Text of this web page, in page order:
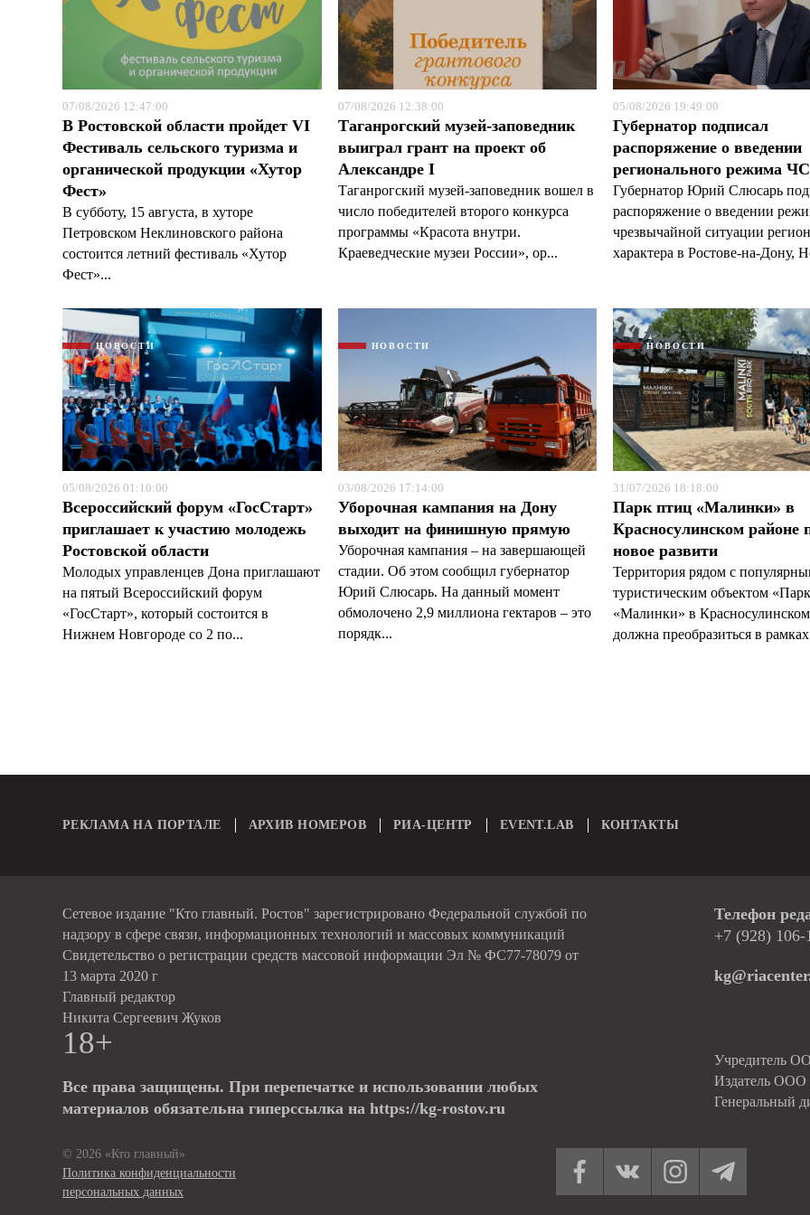
07/08/2026 12:47:00
В Ростовской области пройдет VI
Фестиваль сельского туризма и
органической продукции «Хутор
Фест»
В субботу, 15 августа, в хуторе
Петровском Неклиновского района
состоится летний фестиваль «Хутор
Фест»...
07/08/2026 12:38:00
Таганрогский музей-заповедник
выиграл грант на проект об
Александре I
Таганрогский музей-заповедник вошел в
число победителей второго конкурса
программы «Красота внутри.
Краеведческие музеи России», ор...
05/08/2026 19:49:00
Губернатор подписал
распоряжение о введении
регионального режима ЧС
Губернатор Юрий Слюсарь
распоряжение о введении
чрезвычайной ситуации
характера в Ростове-на-Дону,
НОВОСТИ
05/08/2026 01:10:00
Всероссийский форум «ГосСтарт»
приглашает к участию молодежь
Ростовской области
Молодых управленцев Дона приглашают
на пятый Всероссийский форум
«ГосСтарт», который состоится в
Нижнем Новгороде со 2 по...
НОВОСТИ
03/08/2026 17:14:00
Уборочная кампания на Дону
выходит на финишную прямую
Уборочная кампания – на завершающей
стадии. Об этом сообщил губернатор
Юрий Слюсарь. На данный момент
обмолочено 2,9 миллиона гектаров – это
порядк...
НОВОСТИ
31/07/2026 18:18:00
Парк птиц «Малинки» в
Красносулинском районе
новое развити
Территория рядом с
туристическим объектом
«Малинки» в
должна преобразиться в
РЕКЛАМА НА ПОРТАЛЕ АРХИВ НОМЕРОВ РИА-ЦЕНТР EVENT.LAB КОНТАКТЫ
Сетевое издание "Кто главный. Ростов" зарегистрировано Федеральной службой по
надзору в сфере связи, информационных технологий и массовых коммуникаций
Свидетельство о регистрации средств массовой информации Эл № ФС77-78079 от
13 марта 2020 г
Главный редактор
Никита Сергеевич Жуков
18+
Все права защищены. При перепечатке и использовании любых
материалов обязательна гиперссылка на https://kg-rostov.ru
Телефон
+7 (928) 106-
Учредитель
Издатель
Генеральный
© 2026 «Кто главный»
Политика конфиденциальности
персональных данных